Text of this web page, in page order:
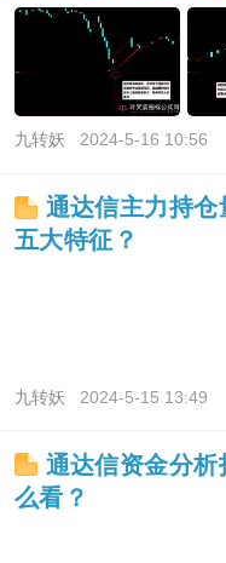
九转妖 2024-5-16 10:56
通达信主力持
五大特征？
九转妖 2024-5-15 13:49
通达信资金分
么看？